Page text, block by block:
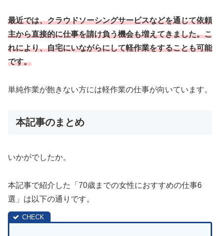
最近では、クラウドソーシングサービスなどを通じて依頼
主から直接的に仕事を請け負う機会も増えてきました。こ
れにより、自宅にいながらにして軽作業をすることも可能
です。
単純作業が飽きない方には軽作業の仕事が向いています。
本記事のまとめ
いかがでしたか。
本記事で紹介した「70歳までの女性におすすめの仕事6
選」は以下の通りです。